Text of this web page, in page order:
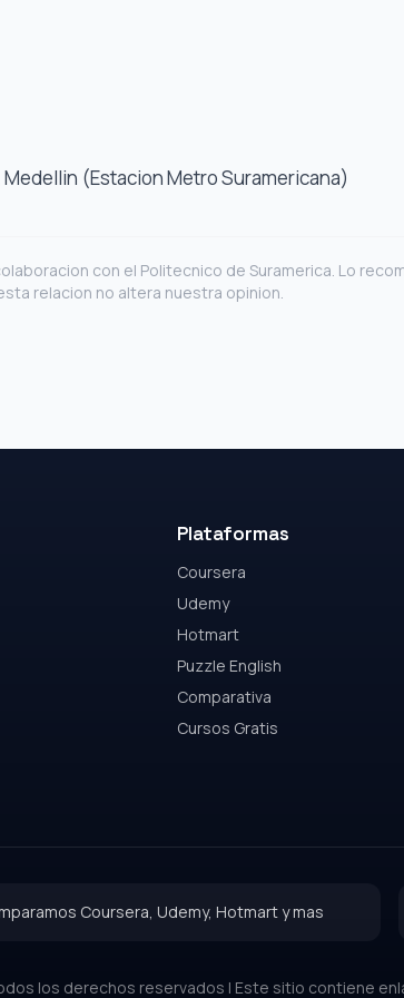
Medellin (Estacion Metro Suramericana)
con el Politecnico de Suramerica. Lo
relacion no altera nuestra opinion.
Plataformas
Coursera
Udemy
Hotmart
Puzzle English
Comparativa
Cursos Gratis
Coursera, Udemy, Hotmart y mas
los derechos reservados | Este sitio contiene